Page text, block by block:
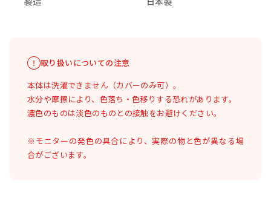
取り扱いについての注意
本体は洗濯できません（カバーのみ可）。
水分や摩擦により、色落ち・色移りする恐れがあります。
濃色のものは淡色のものとの接触をお避けください。
※モニターの発色の具合により、実際の物と色が異なる場
合がございます。